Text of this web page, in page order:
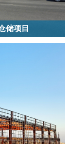
储项目
目，建筑面积达